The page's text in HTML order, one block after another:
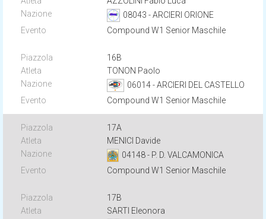
08043 - ARCIERI ORIONE
Compound W1 Senior Maschile
16B
TONON Paolo
06014 - ARCIERI DEL CASTELLO
Compound W1 Senior Maschile
17A
MENICI Davide
04148 - P. D. VALCAMONICA
Compound W1 Senior Maschile
17B
SARTI Eleonora